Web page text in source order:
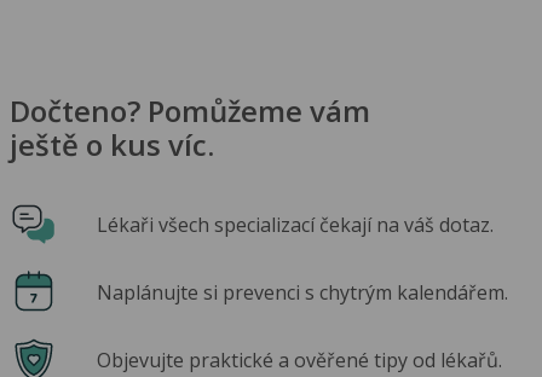
Dočteno? Pomůžeme vám
ještě o kus víc.
Lékaři všech specializací čekají na váš dotaz.
Naplánujte si prevenci s chytrým kalendářem.
Objevujte praktické a ověřené tipy od lékařů.